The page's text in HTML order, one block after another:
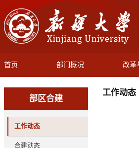
首页 部门概况 改革
部区合建
工作动态
合建动态
工作动态